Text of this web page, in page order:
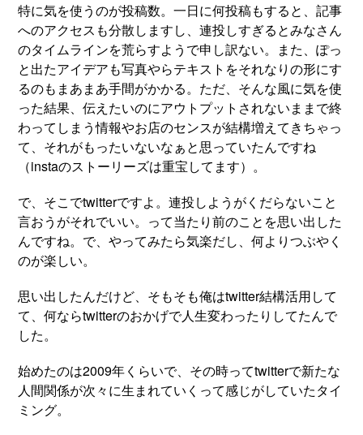
特に気を使うのが投稿数。一日に何投稿もすると、記事
へのアクセスも分散しますし、連投しすぎるとみなさん
のタイムラインを荒らすようで申し訳ない。また、ぽっ
と出たアイデアも写真やらテキストをそれなりの形にす
るのもまあまあ手間がかかる。ただ、そんな風に気を使
った結果、伝えたいのにアウトプットされないままで終
わってしまう情報やお店のセンスが結構増えてきちゃっ
て、それがもったいないなぁと思っていたんですね
（instaのストーリーズは重宝してます）。
で、そこでtwitterですよ。連投しようがくだらないこと
言おうがそれでいい。って当たり前のことを思い出した
んですね。で、やってみたら気楽だし、何よりつぶやく
のが楽しい。
思い出したんだけど、そもそも俺はtwitter結構活用して
て、何ならtwitterのおかげで人生変わったりしてたんで
した。
始めたのは2009年くらいで、その時ってtwitterで新たな
人間関係が次々に生まれていくって感じがしていたタイ
ミング。